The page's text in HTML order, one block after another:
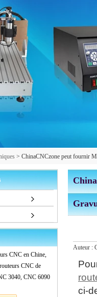
> ChinaCNCzone peut fournir
CNC en Chine,
CNC de
3040, CNC 6090
Auteur :
ci-